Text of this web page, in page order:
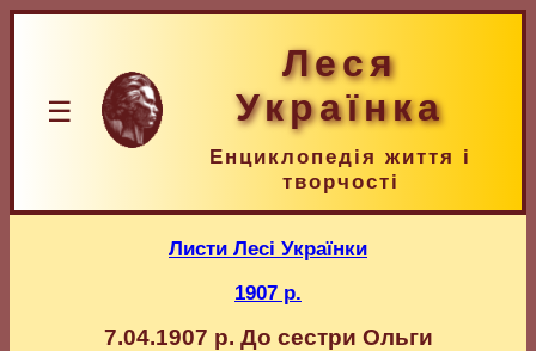
☰
Леся
Українка
Енциклопедія життя і
творчості
Листи Лесі Українки
1907 р.
7.04.1907 р. До сестри Ольги